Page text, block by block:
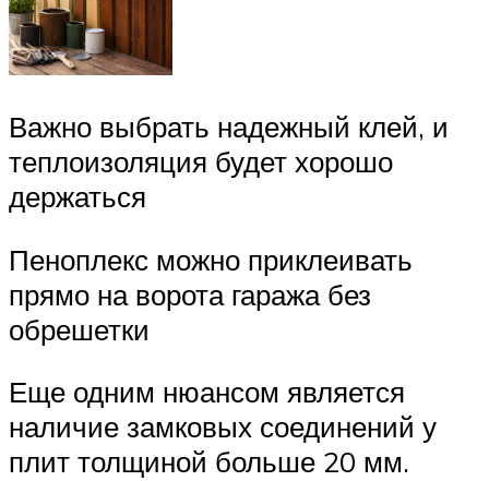
Важно выбрать надежный клей, и
теплоизоляция будет хорошо
держаться
Пеноплекс можно приклеивать
прямо на ворота гаража без
обрешетки
Еще одним нюансом является
наличие замковых соединений у
плит толщиной больше 20 мм.